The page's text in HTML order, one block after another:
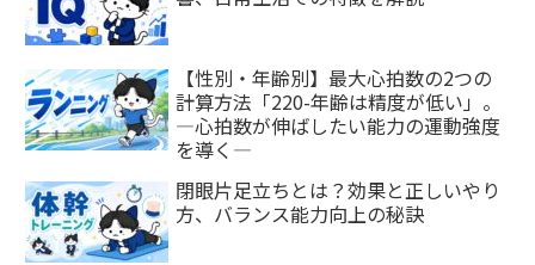
【性別・年齢別】最大心拍数の2つの
計算方法「220-年齢は精度が低い」。
―心拍数が伸ばしたい能力の運動強度
を導く―
閉眼片足立ちとは？効果と正しいやり
方、バランス能力向上の秘訣